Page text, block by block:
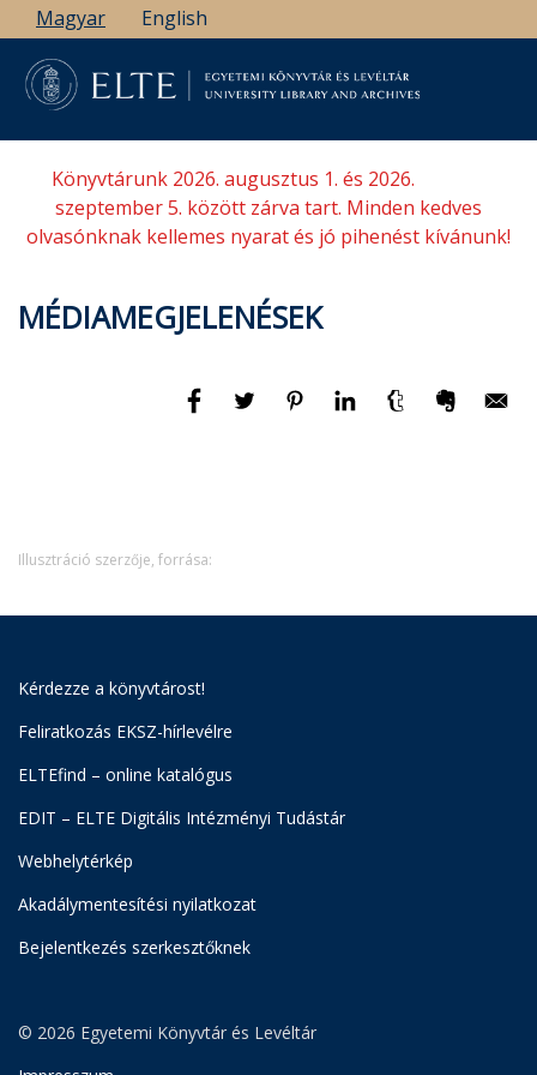
Ugrás
a
tartalomra
Magyar English
Könyvtárunk 2026. augusztus 1. és 2026.
szeptember 5. között zárva tart. Minden kedves
olvasónknak kellemes nyarat és jó pihenést kívánunk!
MÉDIAMEGJELENÉSEK
Illusztráció szerzője, forrása:
Kérdezze a könyvtárost!
Feliratkozás EKSZ-hírlevélre
ELTEfind – online katalógus
EDIT – ELTE Digitális Intézményi Tudástár
Webhelytérkép
Akadálymentesítési nyilatkozat
Bejelentkezés szerkesztőknek
© 2026 Egyetemi Könyvtár és Levéltár